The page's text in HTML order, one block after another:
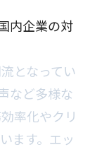
内企業の対
となってい
など多様な
率化やクリ
ます。エッ